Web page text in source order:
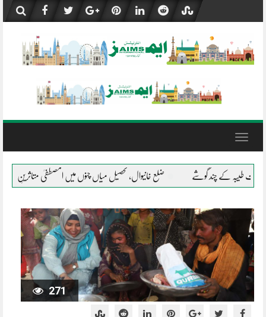
content
Toggle
خانیوال، تحصیل میاں چنوں میں المصطفیٰ متاثرینِ سیلاب کے شانہ بشانہ جلال پور
271